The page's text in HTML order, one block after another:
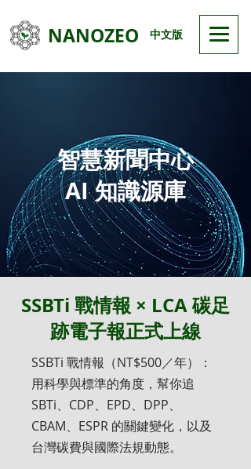
NANOZEO 中文版
智慧新聞中心
AI 知識源庫
SSBTi 戰情報 × LCA 碳足
跡電子報正式上線
SSBTi 戰情報（NT$500／年）：
用科學與標準的角度，幫你追
SBTi、CDP、EPD、DPP、
CBAM、ESPR 的關鍵變化，以及
台灣碳費與國際法規動態。